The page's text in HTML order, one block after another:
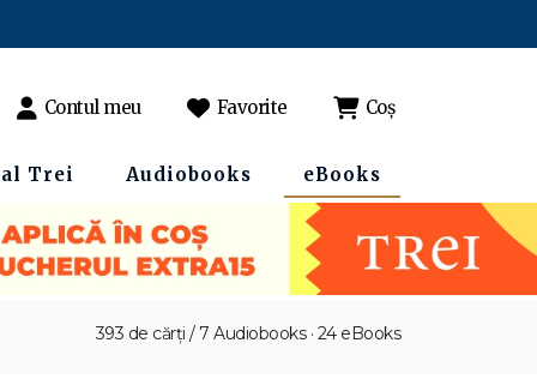
Contul meu Favorite Coș
Trei Audiobooks eBooks
393 de cărți / 7 Audiobooks · 24 eBooks